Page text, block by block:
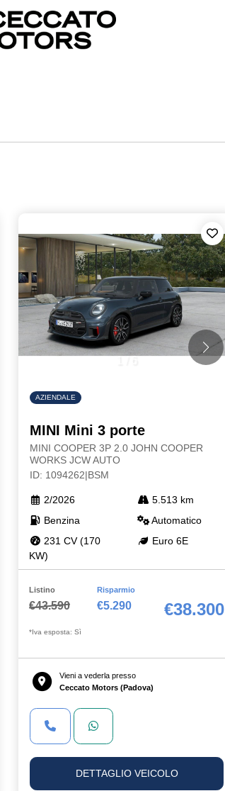
AZIENDALE
MINI Mini 3 porte
MINI COOPER 3P 2.0 JOHN COOPER
WORKS JCW AUTO
ID: 1094262|BSM
2/2026
5.513 km
Benzina
Automatico
231 CV (170
KW)
Euro 6E
Listino
€43.590
Risparmio
€5.290 €38.300
*Iva esposta: Sì
Vieni a vederla presso
Ceccato Motors (Padova)
DETTAGLIO VEICOLO